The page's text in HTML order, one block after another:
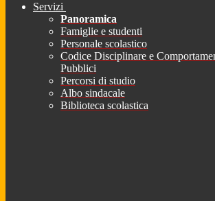
Servizi
Panoramica
Famiglie e studenti
Personale scolastico
Codice Disciplinare e
Pubblici
Percorsi di studio
Albo sindacale
Biblioteca scolastica